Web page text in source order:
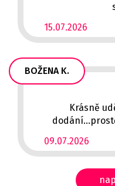
15.07.2026
BOŽENA K.
09.07.2026
Krásně